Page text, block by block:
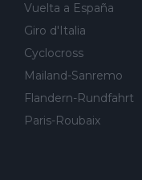
Vuelta a España
Giro d'Italia
Cyclocross
Mailand-Sanremo
Flandern-Rundfahrt
Paris-Roubaix